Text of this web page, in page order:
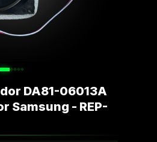
DA81-06013A
Samsung - REP-